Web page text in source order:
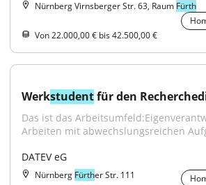
Nürnberg Virnsberger Str. 63, Raum Fürth
Von 22.000,00 € bis 42.500,00 €
Werkstudent für den
Das ist das
Arbeiten mit abwechslungsreichen
DATEV eG
Nürnberg Fürther Str. 111